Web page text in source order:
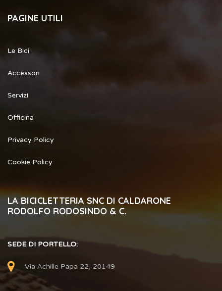
PAGINE UTILI
Le Bici
Accessori
Servizi
Officina
Privacy Policy
Cookie Policy
LA BICICLETTERIA SNC DI CALDARONE
RODOLFO RODOSINDO & C.
SEDE DI PORTELLO:
Via Achille Papa 22, 20149